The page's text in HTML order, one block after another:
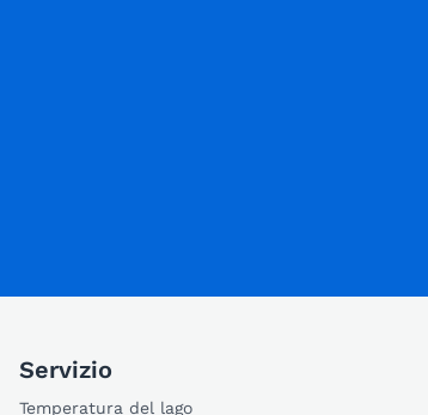
Servizio
Temperatura del lago